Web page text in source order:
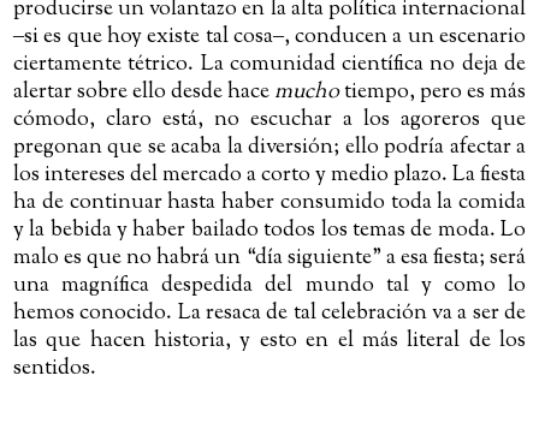
producirse un volantazo en la alta política internacional
‒si es que hoy existe tal cosa‒, conducen a un escenario
ciertamente tétrico. La comunidad científica no deja de
alertar sobre ello desde hacemuchotiempo, pero es más
cómodo, claro está, no escuchar a los agoreros que
pregonan que se acaba la diversión; ello podría afectar a
los intereses del mercado a corto y medio plazo. La fiesta
ha de continuar hasta haber consumido toda la comida
y la bebida y haber bailado todos los temas de moda. Lo
malo es que no habrá un “día siguiente” a esa fiesta; será
una magnífica despedida del mundo tal y como lo
hemos conocido. La resaca de tal celebración va a ser de
las que hacen historia, y esto en el más literal de los
sentidos.